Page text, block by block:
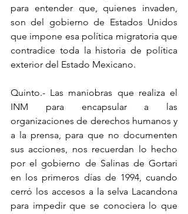
para entender que, quienes invaden,
son del gobierno de Estados Unidos
que impone esa política migratoria que
contradice toda la historia de política
exterior del Estado Mexicano.
Quinto.- Las maniobras que realiza el
INM para encapsular a las
organizaciones de derechos humanos y
a la prensa, para que no documenten
sus acciones, nos recuerdan lo hecho
por el gobierno de Salinas de Gortari
en los primeros días de 1994, cuando
cerró los accesos a la selva Lacandona
para impedir que se conociera lo que